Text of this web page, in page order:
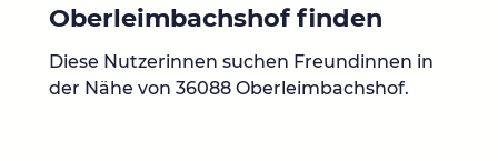
Oberleimbachshof finden
Diese Nutzerinnen suchen Freundinnen in
der Nähe von 36088 Oberleimbachshof.